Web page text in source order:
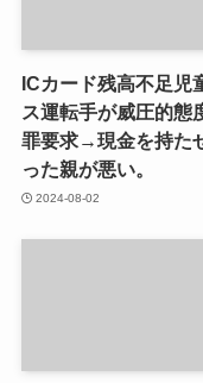
ICカード残高不足児
ス運転手が威圧的態
罪要求→現金を持た
った親が悪い。
2024-08-02